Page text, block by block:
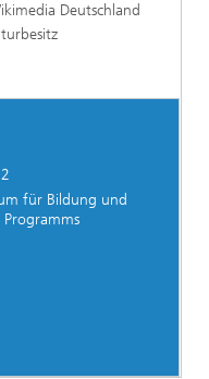
Deutschland
für Bildung und
Programms